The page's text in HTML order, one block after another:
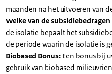
maanden na het uitvoeren van
Welke van de
de isolatie bepaalt het
de periode waarin de isolatie is
Biobased Bonus: Een bonus bij
gebruik van biobased